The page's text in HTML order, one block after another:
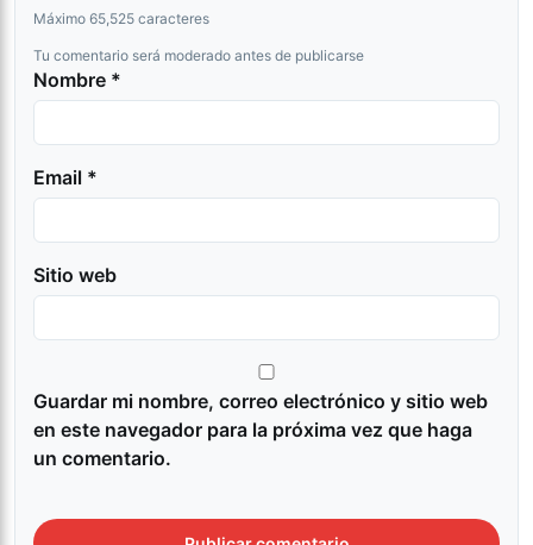
Máximo 65,525 caracteres
Tu comentario será moderado antes de publicarse
Nombre *
Email *
Sitio web
Guardar mi nombre, correo electrónico y sitio web
en este navegador para la próxima vez que haga
un comentario.